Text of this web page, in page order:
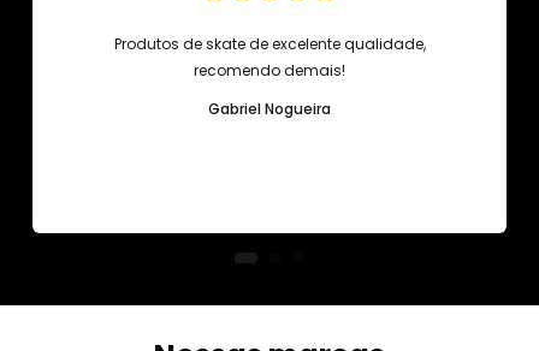
Produtos de skate de excelente qualidade,
recomendo demais!
Gabriel Nogueira